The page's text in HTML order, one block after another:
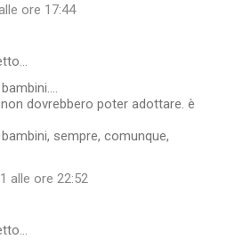
ore 17:44
dovrebbero poter adottare. è
sempre, comunque,
alle ore 22:52